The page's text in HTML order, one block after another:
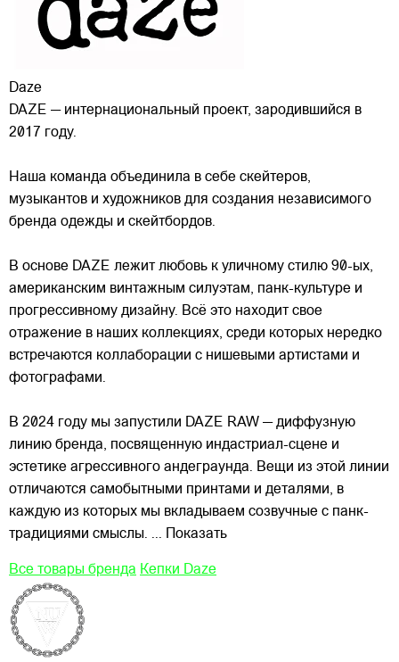
Daze
DAZE — интернациональный проект, зародившийся в
2017 году.
Наша команда объединила в себе скейтеров,
музыкантов и художников для создания независимого
бренда одежды и скейтбордов.
В основе DAZE лежит любовь к уличному стилю 90-ых,
американским винтажным силуэтам, панк-культуре и
прогрессивному дизайну. Всё это находит свое
отражение в наших коллекциях, среди которых нередко
встречаются коллаборации с нишевыми артистами и
фотографами.
В 2024 году мы запустили DAZE RAW — диффузную
линию бренда, посвященную индастриал-сцене и
эстетике агрессивного андеграунда. Вещи из этой линии
отличаются самобытными принтами и деталями, в
каждую из которых мы вкладываем созвучные с панк-
традициями смыслы. ... Показать
Все товары бренда Кепки Daze